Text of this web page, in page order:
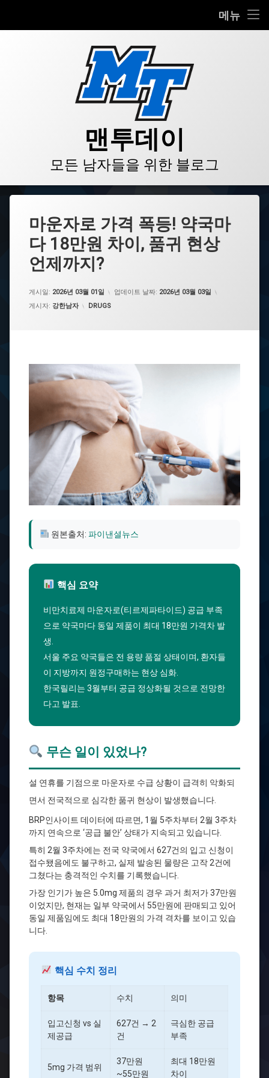
메뉴
LINKS
맨투데이
모든 남자들을 위한 블로그
마운자로 가격 폭등! 약국마
다 18만원 차이, 품귀 현상
언제까지?
게시일: 2026년 03월 01일 업데이트 날짜: 2026년 03월 03일
게시자: 강한남자 카테고리:
DRUGS
원본출처: 파이낸셜뉴스
핵심 요약
비만치료제 마운자로(티르제파타이드) 공급 부족
으로 약국마다 동일 제품이 최대 18만원 가격차 발
생.
서울 주요 약국들은 전 용량 품절 상태이며, 환자들
이 지방까지 원정구매하는 현상 심화.
한국릴리는 3월부터 공급 정상화될 것으로 전망한
다고 발표.
무슨 일이 있었나?
설 연휴를 기점으로 마운자로 수급 상황이 급격히 악화되
면서 전국적으로 심각한 품귀 현상이 발생했습니다.
BRP인사이트 데이터에 따르면, 1월 5주차부터 2월 3주차
까지 연속으로 ‘공급 불안’ 상태가 지속되고 있습니다.
특히 2월 3주차에는 전국 약국에서 627건의 입고 신청이
접수됐음에도 불구하고, 실제 발송된 물량은 고작 2건에
그쳤다는 충격적인 수치를 기록했습니다.
가장 인기가 높은 5.0mg 제품의 경우 과거 최저가 37만원
이었지만, 현재는 일부 약국에서 55만원에 판매되고 있어
동일 제품임에도 최대 18만원의 가격 격차를 보이고 있습
니다.
핵심 수치 정리
항목 수치 의미
입고신청 vs 실
제공급
627건 → 2
건
극심한 공급
부족
5mg 가격 범위
37만원
~55만원
최대 18만원
차이